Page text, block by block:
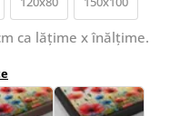
ca lățime x înălțime.